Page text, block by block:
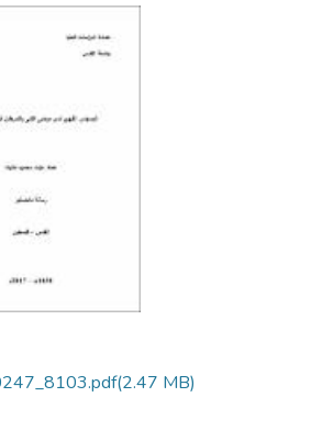
(2.47 MB)